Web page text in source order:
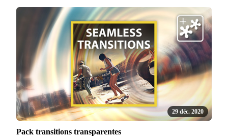
29 déc. 2020
Pack transitions transparentes